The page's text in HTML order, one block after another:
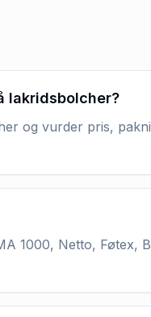
lakridsbolcher?
og vurder pris,
1000, Netto,